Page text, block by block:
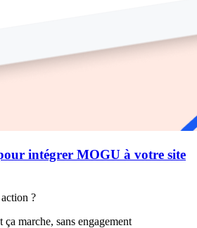
intégrer MOGU à votre site
?
marche, sans engagement